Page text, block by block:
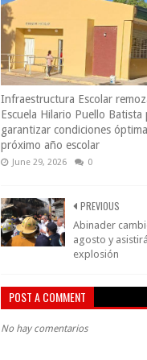
Infraestructura Escolar
Escuela Hilario Puello Batista
garantizar condiciones
próximo año escolar
June 29, 2026 0
PREVIOUS
Abinader
agosto y
explosión
POST A COMMENT
No hay comentarios